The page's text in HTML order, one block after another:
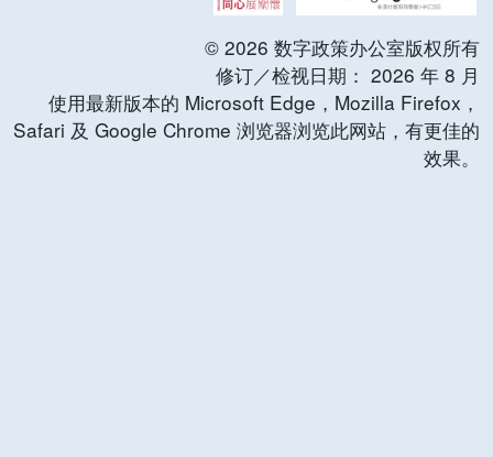
© 2026 数字政策办公室版权所有
修订／检视日期： 2026 年 8 月
使用最新版本的 Microsoft Edge，Mozilla Firefox，
Safari 及 Google Chrome 浏览器浏览此网站，有更佳的
效果。